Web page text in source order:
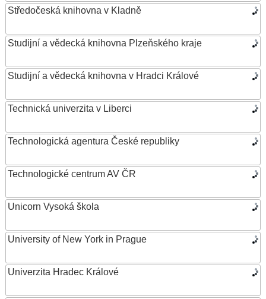
Středočeská knihovna v Kladně
Studijní a vědecká knihovna Plzeňského kraje
Studijní a vědecká knihovna v Hradci Králové
Technická univerzita v Liberci
Technologická agentura České republiky
Technologické centrum AV ČR
Unicorn Vysoká škola
University of New York in Prague
Univerzita Hradec Králové